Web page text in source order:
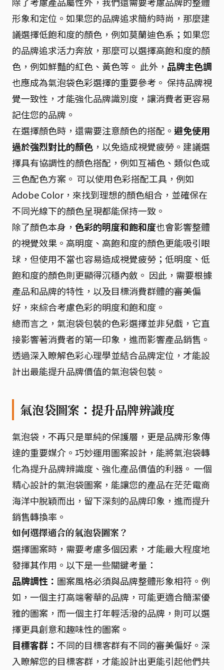
形象和定位。如果您的品牌追求簡約時尚，那麼建
議選擇低飽和度的顏色，例如莫蘭迪色系；如果您
的品牌追求活力奔放，那麼可以選擇高飽和度的顏
色，例如鮮豔的紅色、黃色等。 此外， 品牌主色調
也應成為氣泡袋色彩選擇的重要參考。 保持品牌視
覺一致性，才能強化品牌識別度，讓消費者更容易
記住您的品牌。
在選擇顏色時，還需要注意顏色的搭配。 避免使用
過於強烈對比的顏色 ，以免造成視覺疲勞。建議選
擇具有協調性的顏色搭配，例如互補色、類似色或
三色配色方案。 可以使用色彩搭配工具，例如
Adobe Color，來找到理想的顏色組合，並確保在
不同光線下的顏色呈現都能保持一致。
除了顏色本身， 色彩的明度和飽和度也會影響整體
的視覺效果。高明度、高飽和度的顏色更能吸引眼
球，但使用不當也容易造成視覺疲勞；低明度、低
飽和度的顏色則更顯得沉穩內斂。 因此，需要根據
產品和品牌的特性，以及目標消費群體的審美偏
好，來綜合考慮色彩的明度和飽和度。
總而言之，氣泡袋包裝的色彩選擇並非兒戲，它直
接影響著消費者的第一印象，進而影響產品銷售。
透過深入瞭解色彩心理學並結合品牌定位，才能設
計出最能提升品牌價值的氣泡袋包裝。
氣泡袋圖案：提升品牌辨識度
氣泡袋，不再只是單純的保護層，更是品牌形象傳
達的重要媒介。巧妙運用圖案設計，能將氣泡袋轉
化為提升品牌辨識度、強化產品價值的利器。 一個
精心設計的氣泡袋圖案，能讓您的產品在茫茫電商
海洋中脫穎而出，留下深刻的品牌印象，進而提升
銷售轉換率。
如何選擇適合的氣泡袋圖案？
選擇圖案時，需要考慮多個因素，才能最大程度地
發揮其作用。以下是一些關鍵考量：
品牌調性： 圖案風格必須與品牌整體形象相符。例
如，一個主打高端奢華的品牌，可能更適合簡潔優
雅的圖案，而一個主打年輕活潑的品牌，則可以選
擇更具創意和趣味性的圖案。
目標客群： 不同的目標客群有不同的審美偏好。深
入瞭解您的目標客群，才能設計出更能引起他們共